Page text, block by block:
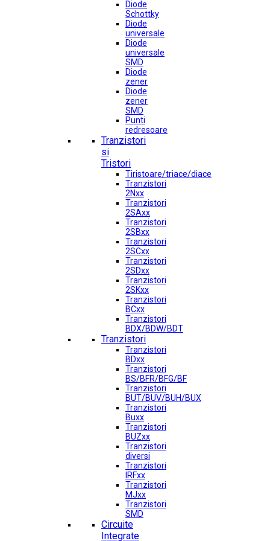
Diode
Schottky
Diode
universale
Diode
universale
SMD
Diode
zener
Diode
zener
SMD
Punti
redresoare
Tranzistori
si
Tristori
Tiristoare/triace/diace
Tranzistori
2Nxx
Tranzistori
2SAxx
Tranzistori
2SBxx
Tranzistori
2SCxx
Tranzistori
2SDxx
Tranzistori
2SKxx
Tranzistori
BCxx
Tranzistori
BDX/BDW/BDT
Tranzistori
Tranzistori
BDxx
Tranzistori
BS/BFR/BFG/BF
Tranzistori
BUT/BUV/BUH/BUX
Tranzistori
Buxx
Tranzistori
BUZxx
Tranzistori
diversi
Tranzistori
IRFxx
Tranzistori
MJxx
Tranzistori
SMD
Circuite
Integrate